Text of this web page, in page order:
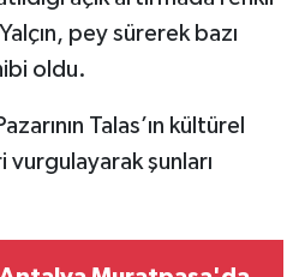
pey sürerek bazı
oldu.
Talas’ın kültürel
vurgulayarak şunları